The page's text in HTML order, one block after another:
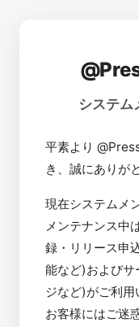
システム
平素より
き、誠にありが
現在システムメ
メンテナンス中
録・リリース申
能など)およびサ
ジなど)がご利用
お客様にはご迷